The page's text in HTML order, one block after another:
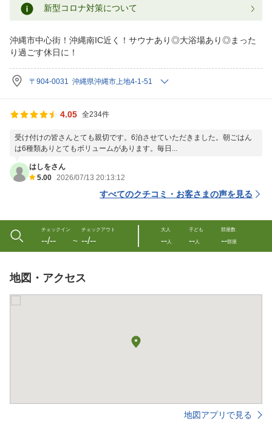
新型コロナ対策について
沖縄市中心街！沖縄南IC近く！サウナあり◎大浴場あり◎まった
り過ごす休日に！
〒904-0031 沖縄県沖縄市上地4-1-51
4.05 全234件
受け付けの皆さんとても親切です。6泊させていただきました。朝ごはん
は6種類ありとてもボリュームがあります。毎日...
はしをさん
5.00 2026/07/13 20:13:12
すべてのクチコミ・お客さまの声を見る
チェックイン
--/-- 〜
チェックアウト
--/--
大人
--人
子ども
--人
部屋数
--部屋
地図・アクセス
地図アプリで見る